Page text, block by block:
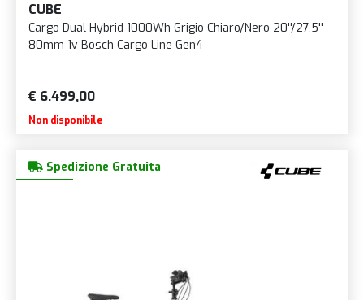
CUBE
Cargo Dual Hybrid 1000Wh Grigio Chiaro/Nero 20''/27,5''
80mm 1v Bosch Cargo Line Gen4
€ 6.499,00
Non disponibile
Spedizione Gratuita